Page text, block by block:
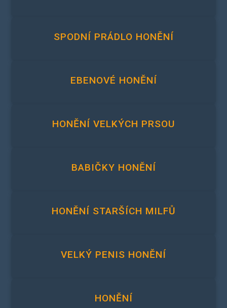
SPODNÍ PRÁDLO HONĚNÍ
EBENOVÉ HONĚNÍ
HONĚNÍ VELKÝCH PRSOU
BABIČKY HONĚNÍ
HONĚNÍ STARŠÍCH MILFŮ
VELKÝ PENIS HONĚNÍ
HONĚNÍ